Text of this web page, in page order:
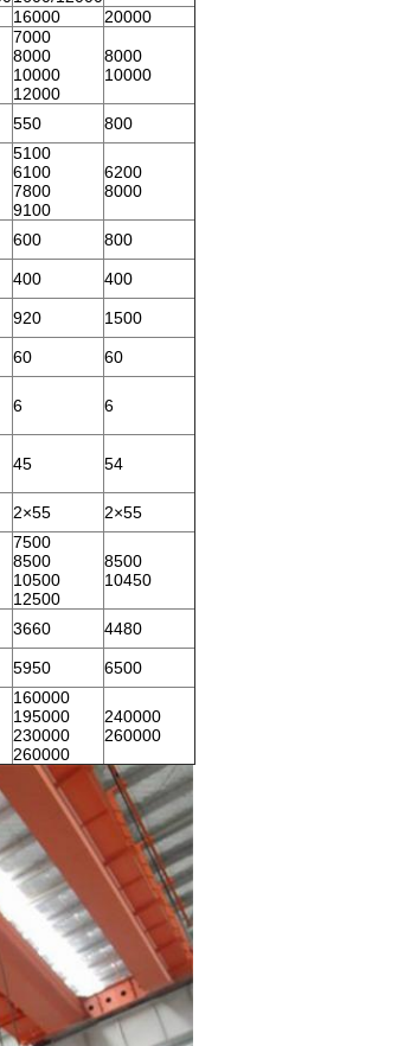
16000 20000
7000
8000
10000
12000
8000
10000
550 800
5100
6100
7800
9100
6200
8000
600
800
400
400
920 1500
60
60
6 6
45 54
2×55 2×55
7500
8500
10500
12500
8500
10450
3660
4480
5950 6500
160000
195000
230000
260000
240000
260000